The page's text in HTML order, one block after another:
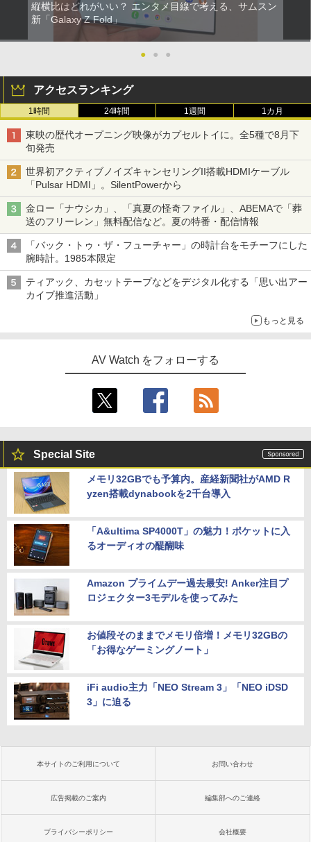
縦横比はどれがいい？ エンタメ目線で考える、サムスン
新「Galaxy Z Fold」
● ● ●
アクセスランキング
1時間 24時間 1週間 1カ月
東映の歴代オープニング映像がカプセルトイに。全5種で8月下
旬発売
世界初アクティブノイズキャンセリングII搭載HDMIケーブル
「Pulsar HDMI」。SilentPowerから
金ロー「ナウシカ」、「真夏の怪奇ファイル」、ABEMAで「葬
送のフリーレン」無料配信など。夏の特番・配信情報
「バック・トゥ・ザ・フューチャー」の時計台をモチーフにした
腕時計。1985本限定
ティアック、カセットテープなどをデジタル化する「思い出アー
カイブ推進活動」
もっと見る
AV Watch をフォローする
Special Site
メモリ32GBでも予算内。産経新聞社がAMD R
yzen搭載dynabookを2千台導入
「A&ultima SP4000T」の魅力！ポケットに入
るオーディオの醍醐味
Amazon プライムデー過去最安! Anker注目プ
ロジェクター3モデルを使ってみた
お値段そのままでメモリ倍増！メモリ32GBの
「お得なゲーミングノート」
iFi audio主力「NEO Stream 3」「NEO iDSD
3」に迫る
本サイトのご利用について お問い合わせ
広告掲載のご案内 編集部へのご連絡
プライバシーポリシー 会社概要